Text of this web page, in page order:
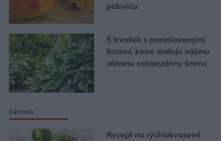
polovicu
5 trvaliek s panašovanými
listami, ktoré dodajú vášmu
záhonu celosezónny šmrnc
Záhrada
Recept na rýchlokvasené